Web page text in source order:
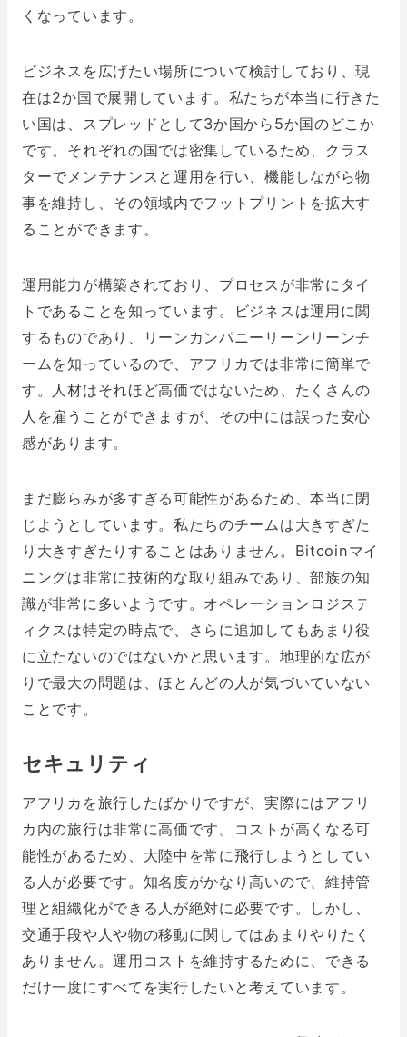
くなっています。
ビジネスを広げたい場所について検討しており、現
在は2か国で展開しています。私たちが本当に行きた
い国は、スプレッドとして3か国から5か国のどこか
です。それぞれの国では密集しているため、クラス
ターでメンテナンスと運用を行い、機能しながら物
事を維持し、その領域内でフットプリントを拡大す
ることができます。
運用能力が構築されており、プロセスが非常にタイ
トであることを知っています。ビジネスは運用に関
するものであり、リーンカンパニーリーンリーンチ
ームを知っているので、アフリカでは非常に簡単で
す。人材はそれほど高価ではないため、たくさんの
人を雇うことができますが、その中には誤った安心
感があります。
まだ膨らみが多すぎる可能性があるため、本当に閉
じようとしています。私たちのチームは大きすぎた
り大きすぎたりすることはありません。Bitcoinマイ
ニングは非常に技術的な取り組みであり、部族の知
識が非常に多いようです。オペレーションロジステ
ィクスは特定の時点で、さらに追加してもあまり役
に立たないのではないかと思います。地理的な広が
りで最大の問題は、ほとんどの人が気づいていない
ことです。
セキュリティ
アフリカを旅行したばかりですが、実際にはアフリ
カ内の旅行は非常に高価です。コストが高くなる可
能性があるため、大陸中を常に飛行しようとしてい
る人が必要です。知名度がかなり高いので、維持管
理と組織化ができる人が絶対に必要です。しかし、
交通手段や人や物の移動に関してはあまりやりたく
ありません。運用コストを維持するために、できる
だけ一度にすべてを実行したいと考えています。